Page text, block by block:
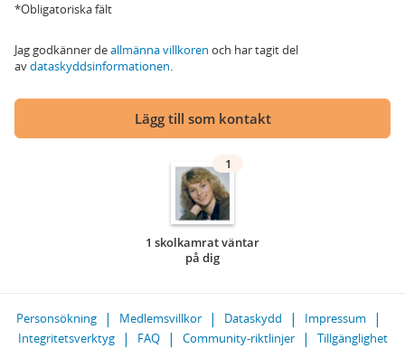
*Obligatoriska fält
Jag godkänner deallmänna villkoren och har tagit del
avdataskyddsinformationen.
Lägg till som kontakt
1
1 skolkamrat väntar
på dig
Personsökning Medlemsvillkor Dataskydd
Impressum
Integritetsverktyg
FAQ Community-riktlinjer
Tillgänglighet